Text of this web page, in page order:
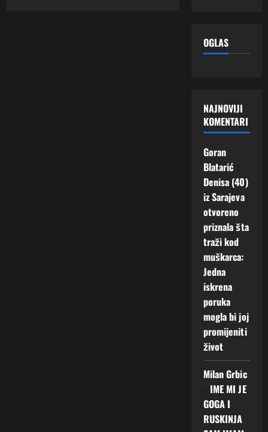
OGLAS
NAJNOVIJI
KOMENTARI
Goran
Blatarić
Denisa (40)
iz Sarajeva
otvoreno
priznala šta
traži kod
muškarca:
Jedna
iskrena
poruka
mogla bi joj
promijeniti
život
Milan Grbic
IME MI JE
GOGA I
RUSKINJA